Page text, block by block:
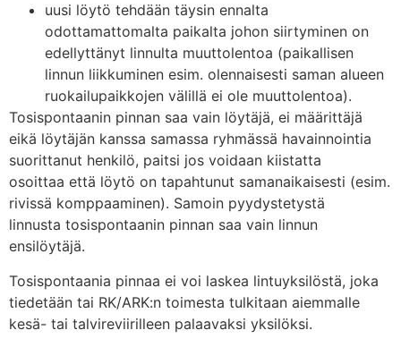
uusi löytö tehdään täysin ennalta
odottamattomalta paikalta johon siirtyminen on
edellyttänyt linnulta muuttolentoa (paikallisen
linnun liikkuminen esim. olennaisesti saman alueen
ruokailupaikkojen välillä ei ole muuttolentoa).
Tosispontaanin pinnan saa vain löytäjä, ei määrittäjä
eikä löytäjän kanssa samassa ryhmässä havainnointia
suorittanut henkilö, paitsi jos voidaan kiistatta
osoittaa että löytö on tapahtunut samanaikaisesti (esim.
rivissä komppaaminen). Samoin pyydystetystä
linnusta tosispontaanin pinnan saa vain linnun
ensilöytäjä.
Tosispontaania pinnaa ei voi laskea lintuyksilöstä, joka
tiedetään tai RK/ARK:n toimesta tulkitaan aiemmalle
kesä- tai talvireviirilleen palaavaksi yksilöksi.